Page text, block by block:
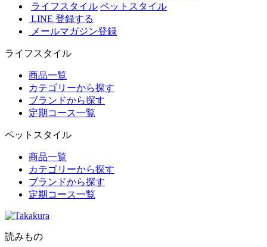
ライフスタイル ペットスタイル
LINE 登録する
メールマガジン登録
ライフスタイル
商品一覧
カテゴリーから探す
ブランドから探す
定期コース一覧
ペットスタイル
商品一覧
カテゴリーから探す
ブランドから探す
定期コース一覧
読みもの